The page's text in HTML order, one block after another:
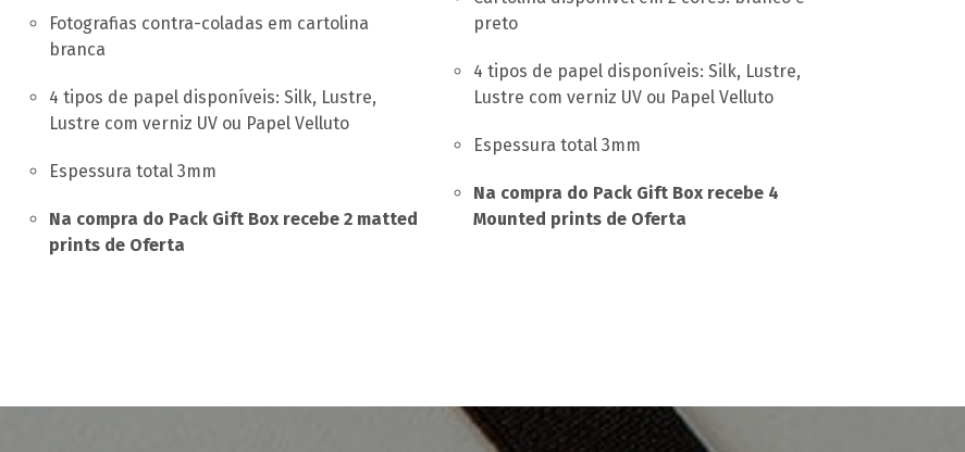
Fotografias contra-coladas em cartolina
branca
4 tipos de papel disponíveis: Silk, Lustre,
Lustre com verniz UV ou Papel Velluto
Espessura total 3mm
Na compra do Pack Gift Box recebe 2 matted
prints de Oferta
preto
4 tipos de papel disponíveis: Silk, Lustre,
Lustre com verniz UV ou Papel Velluto
Espessura total 3mm
Na compra do Pack Gift Box recebe 4
Mounted prints de Oferta